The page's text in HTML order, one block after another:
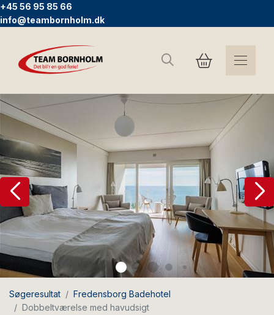
+45 56 95 85 66
info@teambornholm.dk
Søg
Søgeresultat
Fredensborg Badehotel
Dobbeltværelse med havudsigt